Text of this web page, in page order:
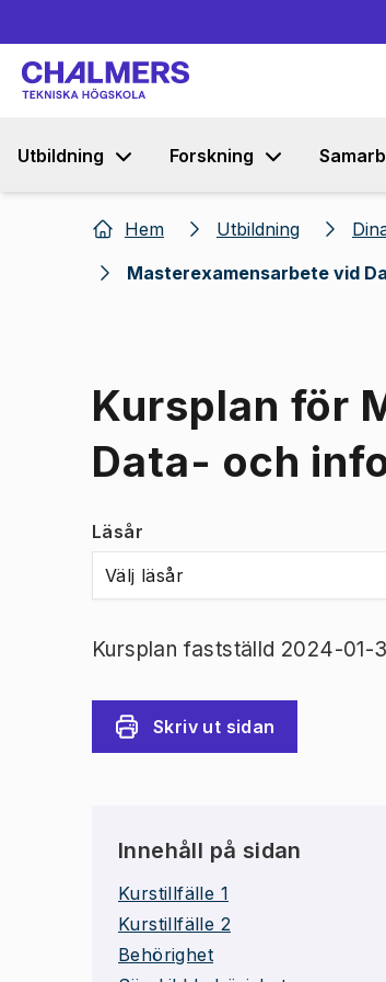
Utbildning Forskning
Hem Utbildning
Masterexamensarbete vid
Kursplan för
Data- och
Läsår
Välj läsår
Kursplan fastställd 2024-
Skriv ut sidan
Innehåll på sidan
Kurstillfälle 1
Kurstillfälle 2
Behörighet